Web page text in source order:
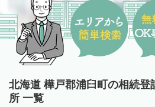
北海道 樺戸郡浦臼町の相続登
所 一覧